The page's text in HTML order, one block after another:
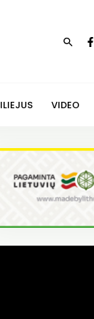
Paieška
VIDEO